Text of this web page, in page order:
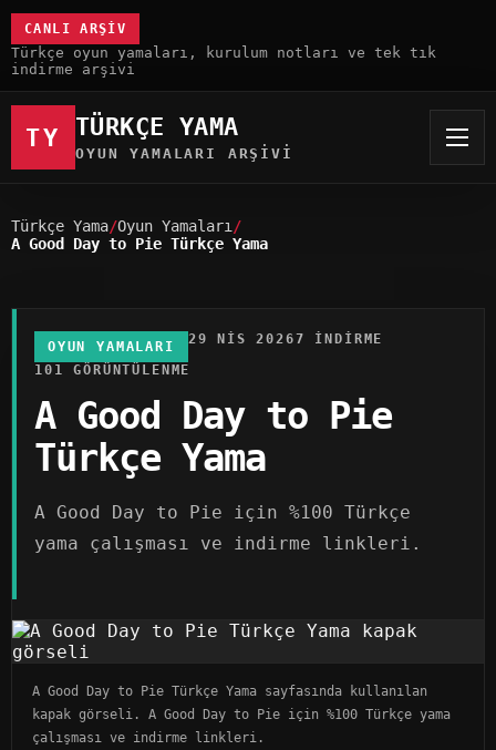
CANLI ARŞIV
Türkçe oyun yamaları, kurulum notları ve tek tık
indirme arşivi
TY TÜRKÇE YAMA
OYUN YAMALARI ARŞIVI
Türkçe Yama Oyun Yamaları
A Good Day to Pie Türkçe Yama
OYUN YAMALARI 29 NIS 20267 INDIRME
101 GÖRÜNTÜLENME
A Good Day to Pie
Türkçe Yama
A Good Day to Pie için %100 Türkçe
yama çalışması ve indirme linkleri.
A Good Day to Pie Türkçe Yama sayfasında kullanılan
kapak görseli. A Good Day to Pie için %100 Türkçe yama
çalışması ve indirme linkleri.